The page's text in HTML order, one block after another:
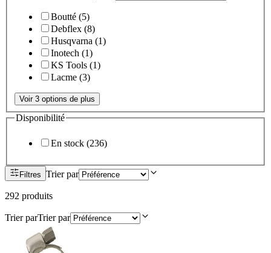
Boutté (5)
Debflex (8)
Husqvarna (1)
Inotech (1)
KS Tools (1)
Lacme (3)
Voir 3 options de plus
Disponibilité
En stock (236)
Filtres Trier par
292 produits
Trier parTrier par